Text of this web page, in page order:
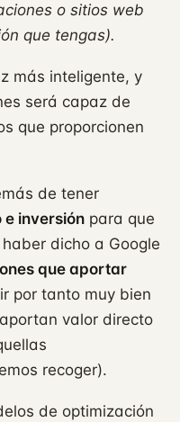
o sitios web
que tengas).
más inteligente, y
será capaz de
que proporcionen
de tener
inversión para que
dicho a Google
que aportar
por tanto muy bien
valor directo
recoger).
de optimización